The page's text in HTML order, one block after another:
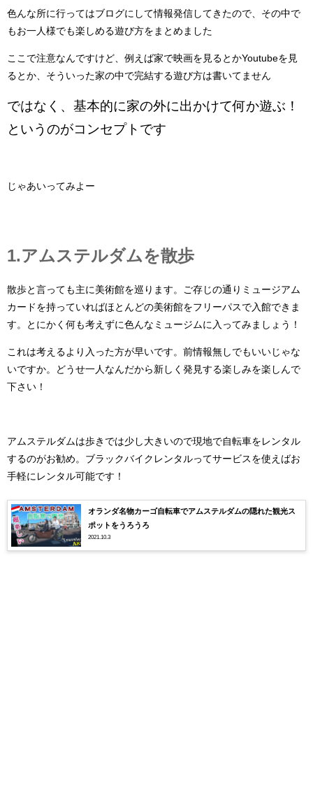
色んな所に行ってはブログにして情報発信してきたので、その中で
もお一人様でも楽しめる遊び方をまとめました
ここで注意なんですけど、例えば家で映画を見るとかYoutubeを見
るとか、そういった家の中で完結する遊び方は書いてません
ではなく、基本的に家の外に出かけて何か遊ぶ！
というのがコンセプトです
じゃあいってみよー
1.アムステルダムを散歩
散歩と言っても主に美術館を巡ります。ご存じの通りミュージアム
カードを持っていればほとんどの美術館をフリーパスで入館できま
す。とにかく何も考えずに色んなミュージムに入ってみましょう！
これは考えるより入った方が早いです。前情報無しでもいいじゃな
いですか。どうせ一人なんだから新しく発見する楽しみを楽しんで
下さい！
アムステルダムは歩きでは少し大きいので現地で自転車をレンタル
するのがお勧め。ブラックバイクレンタルってサービスを使えばお
手軽にレンタル可能です！
オランダ名物カーゴ自転車でアムステルダムの隠れた観光ス
ポットをうろうろ
2021.10.3